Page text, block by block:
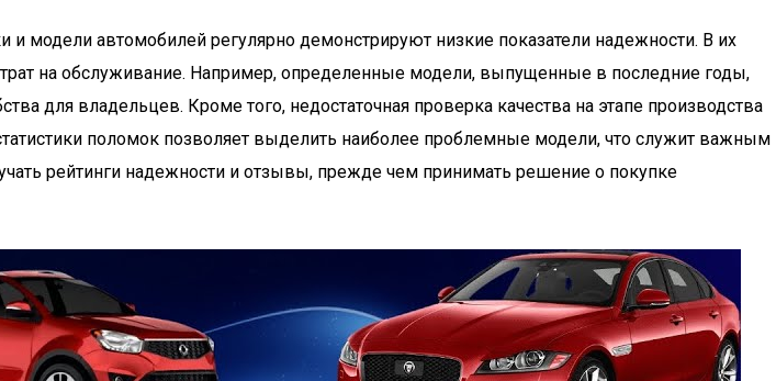
автомобилей регулярно демонстрируют низкие показатели надежности. В их
на обслуживание. Например, определенные модели, выпущенные в последние годы,
для владельцев. Кроме того, недостаточная проверка качества на этапе производства
поломок позволяет выделить наиболее проблемные модели, что служит важным
рейтинги надежности и отзывы, прежде чем принимать решение о покупке